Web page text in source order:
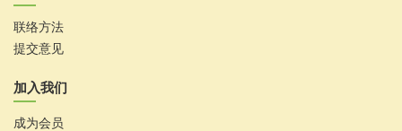
联络方法
提交意见
加入我们
成为会员